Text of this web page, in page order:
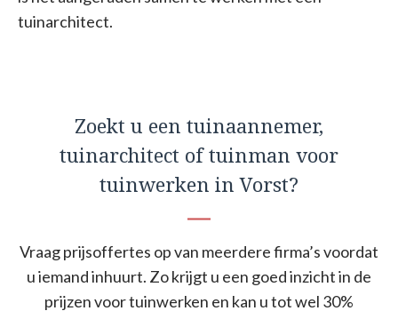
tuinarchitect.
Zoekt u een tuinaannemer,
tuinarchitect of tuinman voor
tuinwerken in Vorst?
Vraag prijsoffertes op van meerdere firma’s voordat
u iemand inhuurt. Zo krijgt u een goed inzicht in de
prijzen voor tuinwerken en kan u tot wel 30%